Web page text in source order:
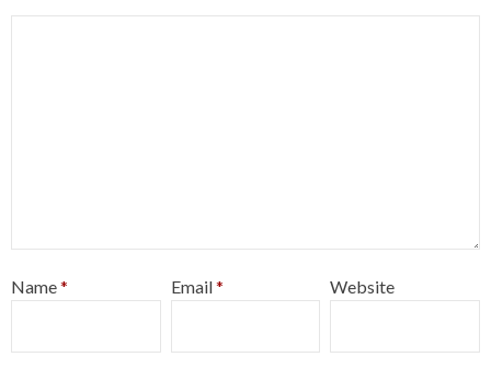
Name* Email* Website